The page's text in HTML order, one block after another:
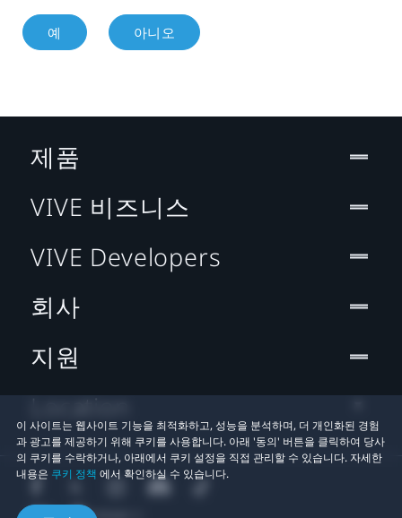
예 아니오
이 사이트는 웹사이트 기능을 최적화하고, 성능을 분석하며, 더 개인화된 경험
과 광고를 제공하기 위해 쿠키를 사용합니다. 아래 '동의' 버튼을 클릭하여 당사
의 쿠키를 수락하거나, 아래에서 쿠키 설정을 직접 관리할 수 있습니다. 자세한
내용은 쿠키 정책 에서 확인하실 수 있습니다.
제품
VIVE 비즈니스
VIVE Developers
회사
지원
Location